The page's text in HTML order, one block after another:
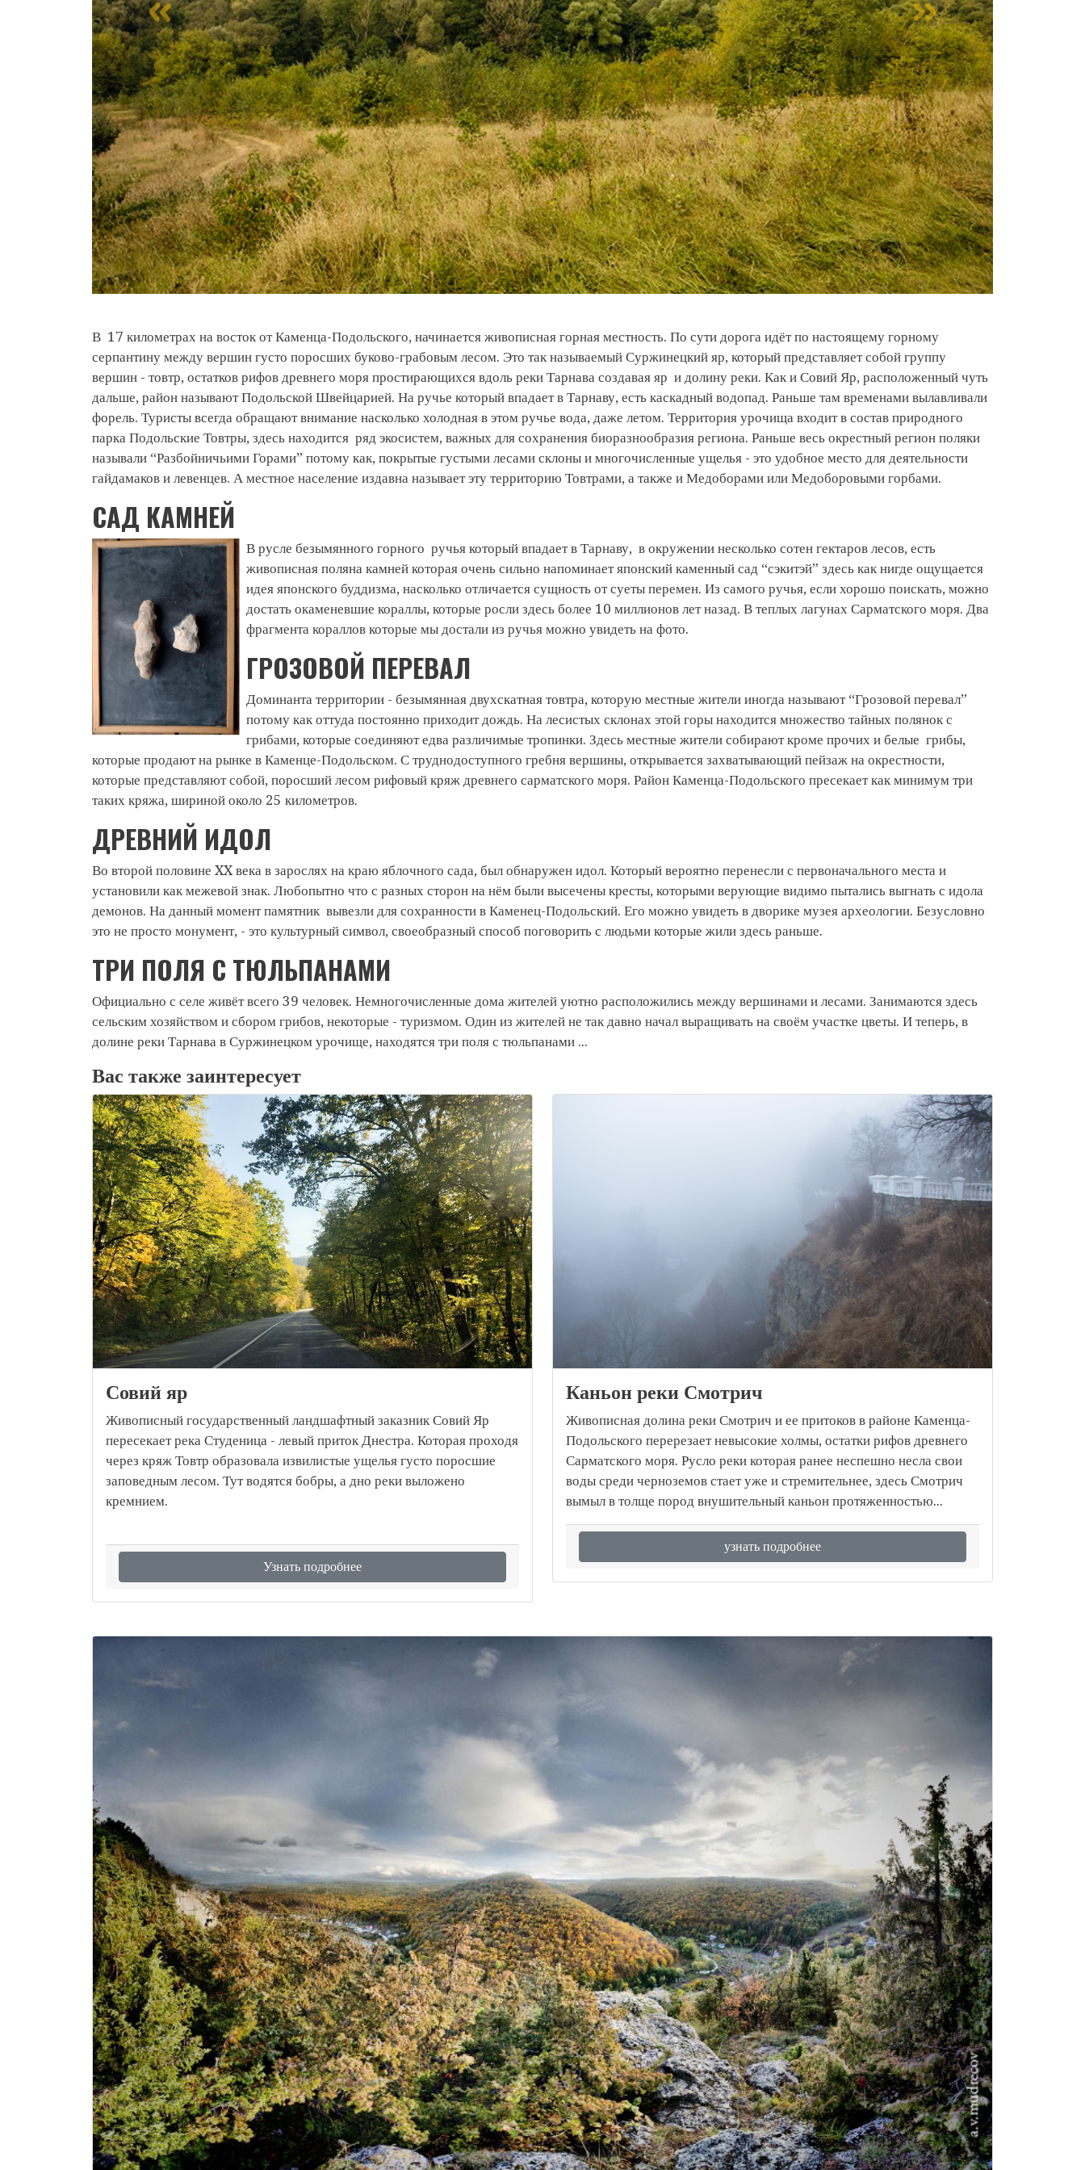
В 17 километрах на восток от Каменца-Подольского, начинается живописная горная местность. По сути дорога идёт по настоящему горному
серпантину между вершин густо поросших буково-грабовым лесом. Это так называемый Суржинецкий яр, который представляет собой группу
вершин - товтр, остатков рифов древнего моря простирающихся вдоль реки Тарнава создавая яр и долину реки. Как и Совий Яр, расположенный чуть
дальше, район называют Подольской Швейцарией. На ручье который впадает в Тарнаву, есть каскадный водопад. Раньше там временами вылавливали
форель. Туристы всегда обращают внимание насколько холодная в этом ручье вода, даже летом. Территория урочища входит в состав природного
парка Подольские Товтры, здесь находится ряд экосистем, важных для сохранения биоразнообразия региона. Раньше весь окрестный регион поляки
называли “Разбойничьими Горами” потому как, покрытые густыми лесами склоны и многочисленные ущелья - это удобное место для деятельности
гайдамаков и левенцев. А местное население издавна называет эту территорию Товтрами, а также и Медоборами или Медоборовыми горбами.
САД КАМНЕЙ
В русле безымянного горного ручья который впадает в Тарнаву, в окружении несколько сотен гектаров лесов, есть
живописная поляна камней которая очень сильно напоминает японский каменный сад “сэкитэй” здесь как нигде ощущается
идея японского буддизма, насколько отличается сущность от суеты перемен. Из самого ручья, если хорошо поискать, можно
достать окаменевшие кораллы, которые росли здесь более 10 миллионов лет назад. В теплых лагунах Сарматского моря. Два
фрагмента кораллов которые мы достали из ручья можно увидеть на фото.
ГРОЗОВОЙ ПЕРЕВАЛ
Доминанта территории - безымянная двухскатная товтра, которую местные жители иногда называют “Грозовой перевал”
потому как оттуда постоянно приходит дождь. На лесистых склонах этой горы находится множество тайных полянок с
грибами, которые соединяют едва различимые тропинки. Здесь местные жители собирают кроме прочих и белые грибы,
которые продают на рынке в Каменце-Подольском. С труднодоступного гребня вершины, открывается захватывающий пейзаж на окрестности,
которые представляют собой, поросший лесом рифовый кряж древнего сарматского моря. Район Каменца-Подольского пресекает как минимум три
таких кряжа, шириной около 25 километров.
ДРЕВНИЙ ИДОЛ
Во второй половине XX века в зарослях на краю яблочного сада, был обнаружен идол. Который вероятно перенесли с первоначального места и
установили как межевой знак. Любопытно что с разных сторон на нём были высечены кресты, которыми верующие видимо пытались выгнать с идола
демонов. На данный момент памятник вывезли для сохранности в Каменец-Подольский. Его можно увидеть в дворике музея археологии. Безусловно
это не просто монумент, - это культурный символ, своеобразный способ поговорить с людьми которые жили здесь раньше.
ТРИ ПОЛЯ С ТЮЛЬПАНАМИ
Официально с селе живёт всего 39 человек. Немногочисленные дома жителей уютно расположились между вершинами и лесами. Занимаются здесь
сельским хозяйством и сбором грибов, некоторые - туризмом. Один из жителей не так давно начал выращивать на своём участке цветы. И теперь, в
долине реки Тарнава в Суржинецком урочище, находятся три поля с тюльпанами ...
Вас также заинтересует
Совий яр
Живописный государственный ландшафтный заказник Совий Яр
пересекает река Студеница - левый приток Днестра. Которая проходя
через кряж Товтр образовала извилистые ущелья густо поросшие
заповедным лесом. Тут водятся бобры, а дно реки выложено
кремнием.
Узнать подробнее
Каньон реки Смотрич
Живописная долина реки Смотрич и ее притоков в районе Каменца-
Подольского перерезает невысокие холмы, остатки рифов древнего
Сарматского моря. Русло реки которая ранее неспешно несла свои
воды среди черноземов стает уже и стремительнее, здесь Смотрич
вымыл в толще пород внушительный каньон протяженностью...
узнать подробнее